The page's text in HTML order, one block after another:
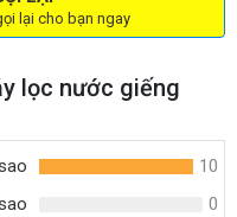
lại cho bạn ngay
lọc nước giếng
10
0